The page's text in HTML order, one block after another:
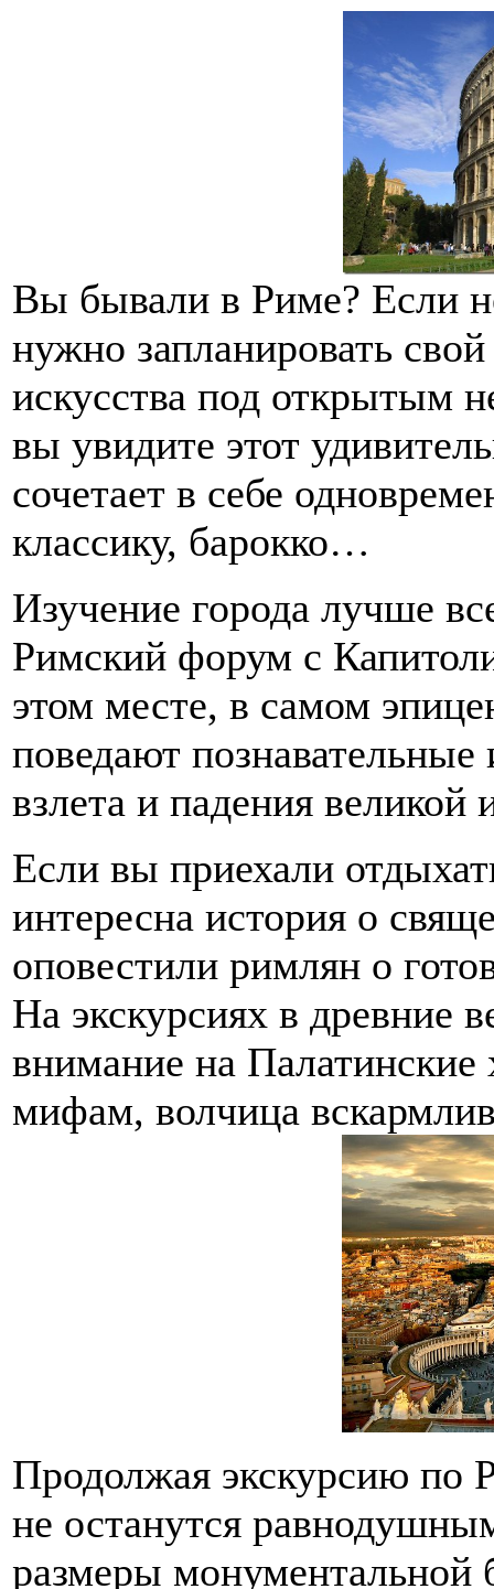
Вы бывали в Риме? Если
нужно запланировать
искусства под открытым
вы увидите этот
сочетает в себе
классику, барокко…
Изучение города лучше
Римский форум с
этом месте, в самом
поведают
взлета и падения великой
Если вы приехали
интересна история о
оповестили римлян о
На экскурсиях в древние
внимание на
мифам, волчица
Продолжая экскурсию по
не останутся
размеры монументальной